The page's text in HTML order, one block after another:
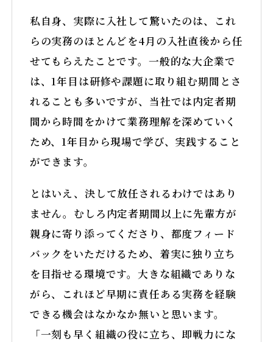
私自身、実際に入社して驚いたのは、これ
らの実務のほとんどを4月の入社直後から任
せてもらえたことです。一般的な大企業で
は、1年目は研修や課題に取り組む期間とさ
れることも多いですが、当社では内定者期
間から時間をかけて業務理解を深めていく
ため、1年目から現場で学び、実践すること
ができます。
とはいえ、決して放任されるわけではあり
ません。むしろ内定者期間以上に先輩方が
親身に寄り添ってくださり、都度フィード
バックをいただけるため、着実に独り立ち
を目指せる環境です。大きな組織でありな
がら、これほど早期に責任ある実務を経験
できる機会はなかなか無いと思います。
「一刻も早く組織の役に立ち、即戦力にな